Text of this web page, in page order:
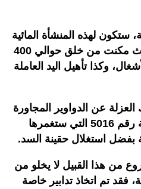
ستكون لهذه المنشأة المائية
آثار تنموية مهمة بالجهة، حيث مكنت من خلق حوالي 400
وكذا تأهيل اليد العاملة
عن الدواوير المجاورة
عبر تحويل الطريق الإقليمية رقم 5016 التي ستغمرها
بفضل استغلال حقينة السد.
من هذا القبيل لا يخلو من
فقد تم اتخاذ تدابير خاصة